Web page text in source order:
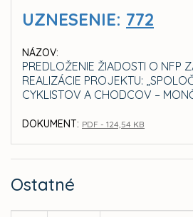
UZNESENIE: 772
NÁZOV:
PREDLOŽENIE ŽIADOSTI O NFP
REALIZÁCIE PROJEKTU:
CYKLISTOV A CHODCOV –
DOKUMENT: PDF - 124,54 KB
Ostatné